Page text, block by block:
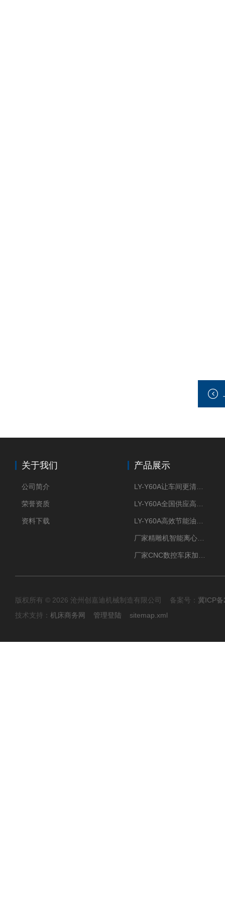
关于我们
公司简介
荣誉资质
资料下载
产品展示
版权所有 © 2026 沧州创嘉迪机械制造有限公司 备案号： 冀ICP
技术支持： 机床商务网 管理登陆 sitemap.xml